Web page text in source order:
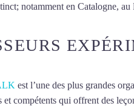
notamment en Catalogne,
est l’une des plus grandes
et compétents qui offrent des